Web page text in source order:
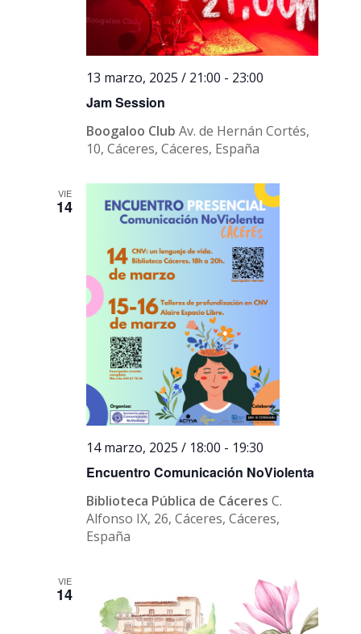
Jam Session
13 marzo, 2025 / 21:00 - 23:00
Boogaloo ClubAv. de Hernán Cortés,
10, Cáceres, Cáceres, España
VIE
14
Encuentro Comunicación NoViolenta
14 marzo, 2025 / 18:00 - 19:30
Biblioteca Pública de CáceresC.
Alfonso IX, 26, Cáceres, Cáceres,
España
VIE
14